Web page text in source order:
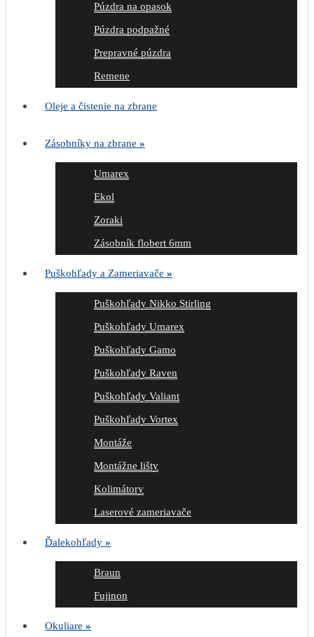
Púzdra na opasok
Púzdra podpažné
Prepravné púzdra
Remene
Oleje a čistenie na zbrane
Zásobníky na zbrane »
Umarex
Ekol
Zoraki
Zásobník flobert 6mm
Puškohľady a Zameriavače »
Puškohľady Nikko Stirling
Puškohľady Umarex
Puškohľady Gamo
Puškohľady Raven
Puškohľady Valiant
Puškohľady Vortex
Montáže
Montážne lišty
Kolimátory
Laserové zameriavače
Ďalekohľady »
Braun
Fujinon
Okuliare »